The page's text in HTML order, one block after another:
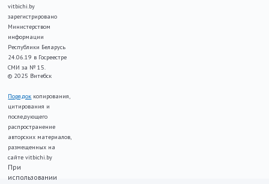
vitbichi.by
зарегистрировано
Министерством
информации
Республики Беларусь
24.06.19 в Госреестре
СМИ за № 15.
© 2025 Витебск
Порядок копирования,
цитирования и
последующего
распространение
авторских материалов,
размещенных на
сайте vitbichi.by
При
использовании